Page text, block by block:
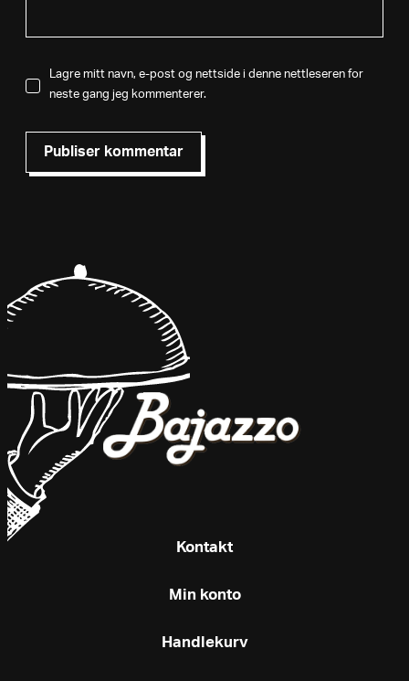
Lagre mitt navn, e-post og nettside i denne nettleseren for
neste gang jeg kommenterer.
Kontakt
Min konto
Handlekurv